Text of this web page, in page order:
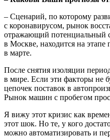
– Сценарий, по которому
с коронавирусом, рынок
отражающий потенциальный
в Москве, находится на
в марте.
После снятия изоляции
в мире. Если эти факторы не
цепочек поставок в
Рынок машин с пробегом
Я вижу этот кризис как
этот шок. Но те, у кого
можно автоматизировать и